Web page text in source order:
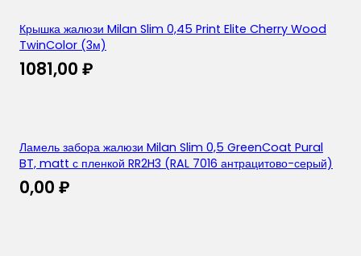
Крышка жалюзи Milan Slim 0,45 Print Elite Cherry Wood
TwinColor (3м)
1081,00 ₽
Ламель забора жалюзи Milan Slim 0,5 GreenCoat Pural
BT, matt с пленкой RR2H3 (RAL 7016 антрацитово-серый)
0,00 ₽